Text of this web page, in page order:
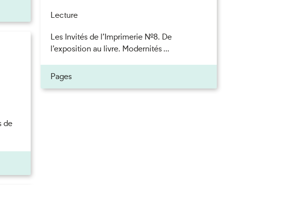
de
Lecture
Les Invités de l’Imprimerie n°8. De
l’exposition au livre. Modernités ...
Pages